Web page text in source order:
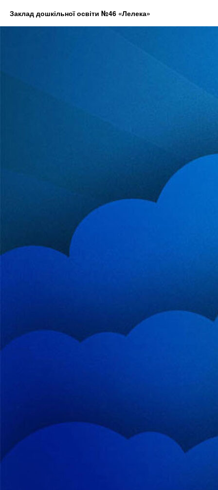
Заклад дошкільної освіти №46 «Лелека»